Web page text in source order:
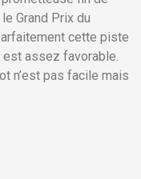
Grand Prix du
cette piste
est assez favorable.
n’est pas facile mais